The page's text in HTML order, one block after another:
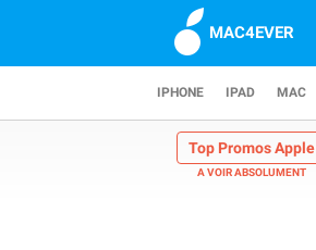
MAC4EVER
IPHONE IPAD MAC
Top Promos Apple